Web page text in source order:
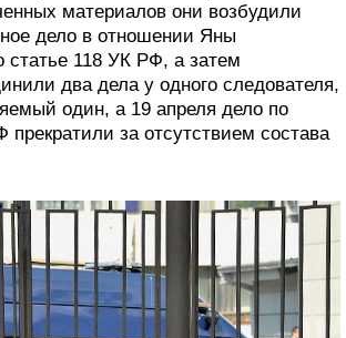
материалов они возбудили
дело в отношении Яны
118 УК РФ, а затем
два дела у одного следователя,
один, а 19 апреля дело по
прекратили за отсутствием состава